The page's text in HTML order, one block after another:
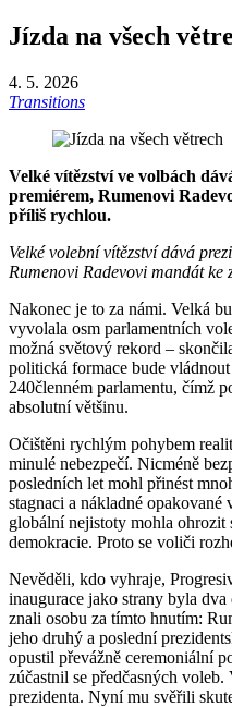
Jízda na všech
4. 5. 2026
Transitions
Velké vítězství ve volbách
premiérem, Rumenovi
příliš rychlou.
Velké volební vítězství dává
Rumenovi Radevovi mandát
Nakonec je to za námi. Velká
vyvolala osm parlamentních
možná světový rekord –
politická formace bude
240členném parlamentu, čímž
absolutní většinu.
Očištěni rychlým pohybem
minulé nebezpečí. Nicméně
posledních let mohl přinést
stagnaci a nákladné
globální nejistoty mohla ohrozit
demokracie. Proto se voliči
Nevěděli, kdo vyhraje,
inaugurace jako strany byla
znali osobu za tímto hnutím:
jeho druhý a poslední
opustil převážně ceremoniální
zúčastnil se předčasných
prezidenta. Nyní mu svěřili